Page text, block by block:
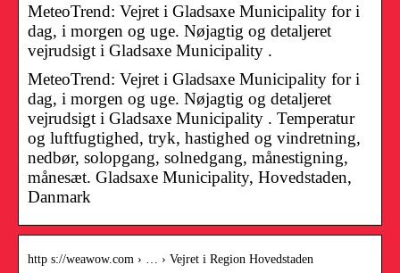
MeteoTrend: Vejret i Gladsaxe Municipality for i
dag, i morgen og uge. Nøjagtig og detaljeret
vejrudsigt i Gladsaxe Municipality .
MeteoTrend: Vejret i Gladsaxe Municipality for i
dag, i morgen og uge. Nøjagtig og detaljeret
vejrudsigt i Gladsaxe Municipality . Temperatur
og luftfugtighed, tryk, hastighed og vindretning,
nedbør, solopgang, solnedgang, månestigning,
månesæt. Gladsaxe Municipality, Hovedstaden,
Danmark
http s://weawow.com › … › Vejret i Region Hovedstaden